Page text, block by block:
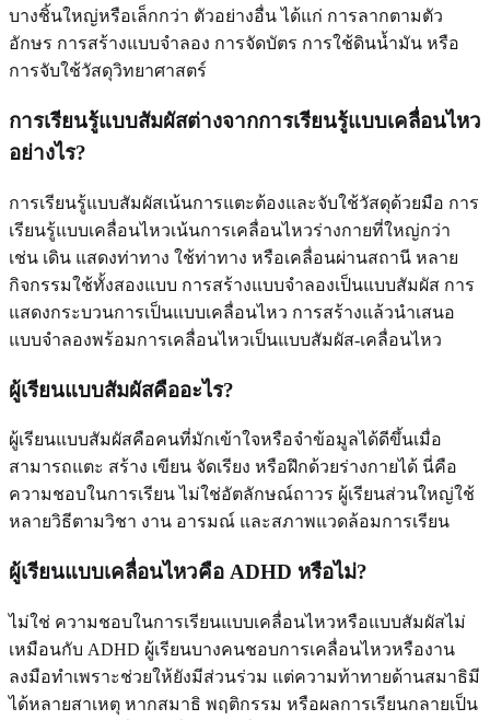
บางชิ้นใหญ่หรือเล็กกว่า ตัวอย่างอื่น ได้แก่ การลากตามตัว
อักษร การสร้างแบบจำลอง การจัดบัตร การใช้ดินน้ำมัน หรือ
การจับใช้วัสดุวิทยาศาสตร์
การเรียนรู้แบบสัมผัสต่างจากการเรียนรู้แบบเคลื่อนไหว
อย่างไร?
การเรียนรู้แบบสัมผัสเน้นการแตะต้องและจับใช้วัสดุด้วยมือ การ
เรียนรู้แบบเคลื่อนไหวเน้นการเคลื่อนไหวร่างกายที่ใหญ่กว่า
เช่น เดิน แสดงท่าทาง ใช้ท่าทาง หรือเคลื่อนผ่านสถานี หลาย
กิจกรรมใช้ทั้งสองแบบ การสร้างแบบจำลองเป็นแบบสัมผัส การ
แสดงกระบวนการเป็นแบบเคลื่อนไหว การสร้างแล้วนำเสนอ
แบบจำลองพร้อมการเคลื่อนไหวเป็นแบบสัมผัส-เคลื่อนไหว
ผู้เรียนแบบสัมผัสคืออะไร?
ผู้เรียนแบบสัมผัสคือคนที่มักเข้าใจหรือจำข้อมูลได้ดีขึ้นเมื่อ
สามารถแตะ สร้าง เขียน จัดเรียง หรือฝึกด้วยร่างกายได้ นี่คือ
ความชอบในการเรียน ไม่ใช่อัตลักษณ์ถาวร ผู้เรียนส่วนใหญ่ใช้
หลายวิธีตามวิชา งาน อารมณ์ และสภาพแวดล้อมการเรียน
ผู้เรียนแบบเคลื่อนไหวคือ ADHD หรือไม่?
ไม่ใช่ ความชอบในการเรียนแบบเคลื่อนไหวหรือแบบสัมผัสไม่
เหมือนกับ ADHD ผู้เรียนบางคนชอบการเคลื่อนไหวหรืองาน
ลงมือทำเพราะช่วยให้ยังมีส่วนร่วม แต่ความท้าทายด้านสมาธิมี
ได้หลายสาเหตุ หากสมาธิ พฤติกรรม หรือผลการเรียนกลายเป็น